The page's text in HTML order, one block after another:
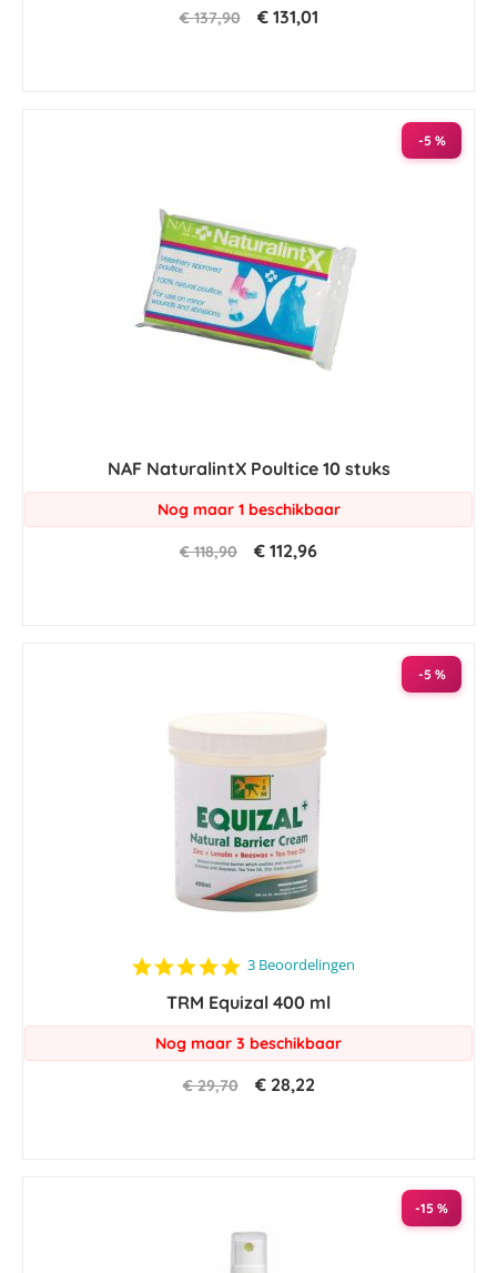
€ 137,90 € 131,01
-5 %
NAF NaturalintX Poultice 10 stuks
Nog maar 1 beschikbaar
€ 118,90 € 112,96
-5 %
5.0
rating
3 Beoordelingen
TRM Equizal 400 ml
Nog maar 3 beschikbaar
€ 29,70 € 28,22
-15 %